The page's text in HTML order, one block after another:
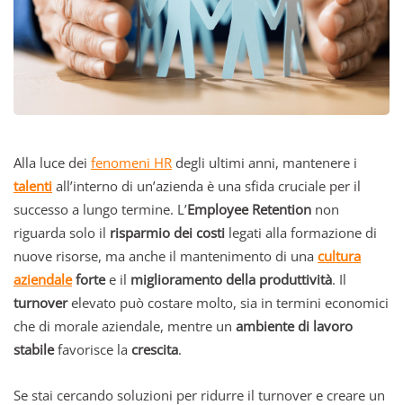
Alla luce dei fenomeni HR degli ultimi anni, mantenere i
talenti all’interno di un’azienda è una sfida cruciale per il
successo a lungo termine. L’Employee Retention non
riguarda solo il risparmio dei costi legati alla formazione di
nuove risorse, ma anche il mantenimento di una cultura
aziendalefortee il miglioramento della produttività. Il
turnoverelevato può costare molto, sia in termini economici
che di morale aziendale, mentre un ambiente di lavoro
stabilefavorisce la crescita.
Se stai cercando soluzioni per ridurre il turnover e creare un